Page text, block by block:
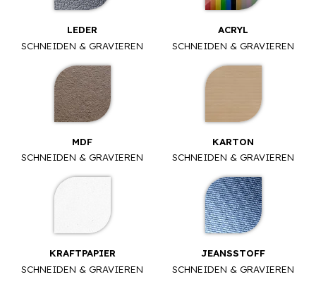
LEDER
SCHNEIDEN & GRAVIEREN
ACRYL
SCHNEIDEN & GRAVIEREN
MDF
SCHNEIDEN & GRAVIEREN
KARTON
SCHNEIDEN & GRAVIEREN
KRAFTPAPIER
SCHNEIDEN & GRAVIEREN
JEANSSTOFF
SCHNEIDEN & GRAVIEREN